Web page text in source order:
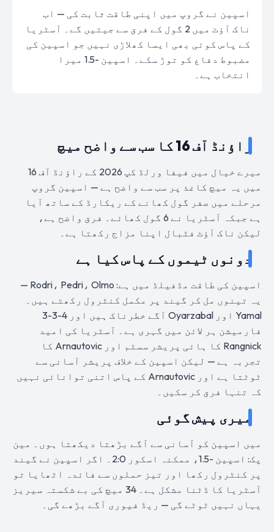
اسپین نے گروپ میں اپنی طاقت ثابت کی — اب
ناک آؤٹ میں 2 گول کے فرق سے جیتیں گے۔ آسٹریا
کے پاس کوئی بھی ایسا کھلاڑی نہیں جو اسپین کی
مضبوط دفاع کو توڑ سکے۔ اسپین -1.5 میرا
انتخاب ہے۔
راؤنڈ آف 16 کا سب سے واضح میچ
میرے خیال میں فیفا ورلڈ کپ 2026 کے راؤنڈ آف 16
میں یہ میچ کاغذ پر سب سے واضح ہے — اسپین گروپ
مرحلے میں صفر گول کھانے کے ریکارڈ کے ساتھ آیا
ہے جبکہ آسٹریا نے 6 گول کھائے۔ فرق واضح ہے،
لیکن ناک آؤٹ فٹبال اپنا مزاج رکھتا ہے۔
دونوں ٹیموں کے پاس کیا ہے
اسپین کی طاقت مڈفیلڈ میں ہے: Rodri، Pedri، Olmo —
یہ تینوں مل کر گیند پر مکمل کنٹرول رکھتے ہیں۔
Yamal اور Oyarzabal آگے خطرناک ہیں اور 4-3-3
فارمیشن ہر لائن میں گہری ہے۔ آسٹریا کی امید
Rangnick کا ہائی پریشر سسٹم اور Arnautovic کا
تجربہ ہے — لیکن اسپین کے خلاف پریشر آسانی سے
ٹوٹتا ہے اور Arnautovic کے پاس اتنی توانائی نہیں
کہ تنہا فرق کر سکیں۔
میری پیش گوئی
میں اسپین کو آسانی سے آگے بڑھتا دیکھتا ہوں۔ مین
پک: اسپین -1.5، ممکنہ اسکور 2:0۔ اگر اسپین نے گیند
پر کنٹرول رکھا اور تیز حملوں سے فائدہ اٹھایا تو
آسٹریا کا ڈٹنا مشکل ہے۔ 34 میچ کی بے شکستہ سیریز
یہاں نہیں ٹوٹے گی — ریڈ فیوری آگے بڑھے گی۔